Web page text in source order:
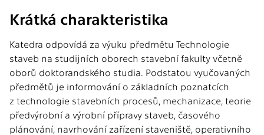
Krátká charakteristika
Katedra odpovídá za výuku předmětu Technologie
staveb na studijních oborech stavební fakulty včetně
oborů doktorandského studia. Podstatou vyučovaných
předmětů je informování o základních poznatcích
z technologie stavebních procesů, mechanizace, teorie
předvýrobní a výrobní přípravy staveb, časového
plánování, navrhování zařízení staveniště, operativního